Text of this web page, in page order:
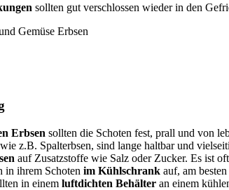
sollten gut verschlossen wieder in den
Erbsen sollten die Schoten fest, prall und von
z.B. Spalterbsen, sind lange haltbar und
auf Zusatzstoffe wie Salz oder Zucker. Es ist
in ihrem Schoten im Kühlschrank auf, am
in einem luftdichten Behälter an einem